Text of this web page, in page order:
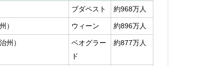
ブダペスト 約968万人
） ウィーン 約896万人
州）
ベオグラー
ド
約877万人